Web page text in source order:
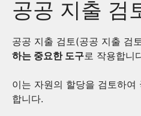
공공 지출 검
공공 지출 검토(공공 지출 검
하는 중요한 도구로 작용합니
이는 자원의 할당을 검토하
합니다.